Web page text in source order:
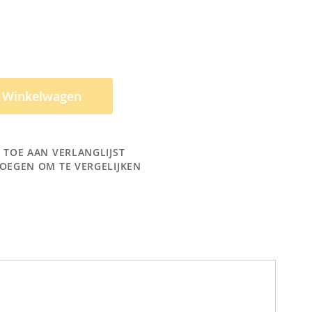
TOE AAN VERLANGLIJST
OM TE VERGELIJKEN
vet. Mocht door buiten gebruik de transferbox
worden vervangen.